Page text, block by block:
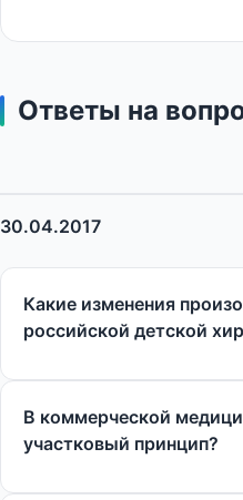
Ответы на
30.04.2017
Какие изменения
российской детской
В коммерческой
участковый принцип?